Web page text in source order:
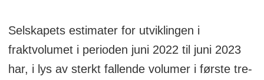
Også bakgrunn innen
kommunikasjonsbransjen og som
Selskapets estimater for utviklingen i
fraktvolumet i perioden juni 2022 til juni 2023
har, i lys av sterkt fallende volumer i første tre-